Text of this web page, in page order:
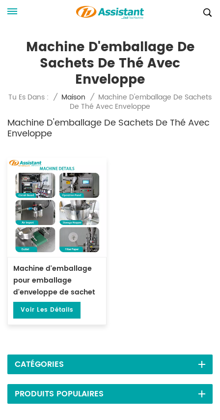
Machine D'emballage De
Sachets De Thé Avec
Enveloppe
Tu Es Dans : / Maison / Machine D'emballage De Sachets
De Thé Avec Enveloppe
Machine D'emballage De Sachets De Thé Avec
Enveloppe
Machine d'emballage
pour emballage
d'enveloppe de sachet
de thé avec enveloppe
extérieure DL-LSDP-XBW
Voir Les Détails
CATÉGORIES
PRODUITS POPULAIRES